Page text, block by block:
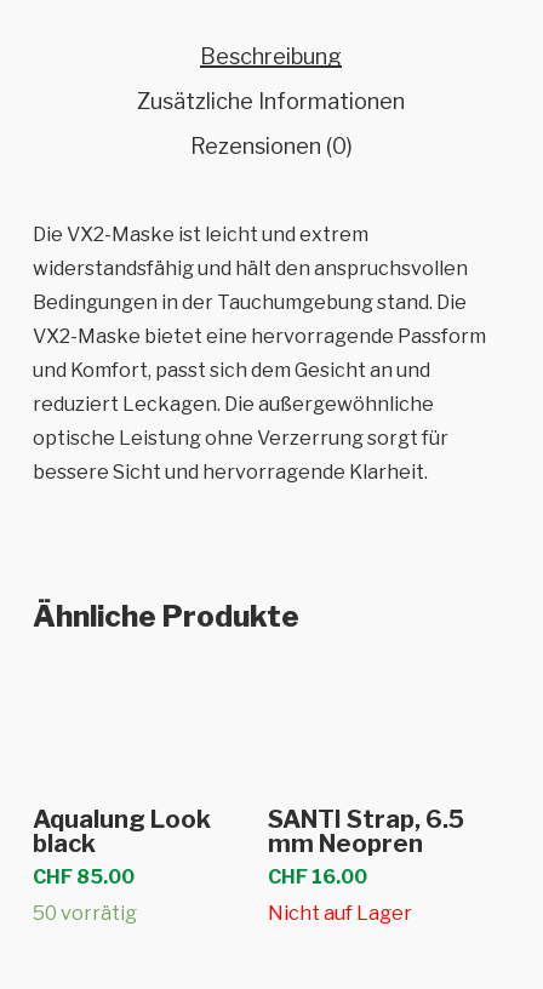
Beschreibung
Zusätzliche Informationen
Rezensionen (0)
Die VX2-Maske ist leicht und extrem
widerstandsfähig und hält den anspruchsvollen
Bedingungen in der Tauchumgebung stand. Die
VX2-Maske bietet eine hervorragende Passform
und Komfort, passt sich dem Gesicht an und
reduziert Leckagen. Die außergewöhnliche
optische Leistung ohne Verzerrung sorgt für
bessere Sicht und hervorragende Klarheit.
Ähnliche Produkte
In den Warenkorb
Aqualung Look
black
CHF85.00
50 vorrätig
Weiterlesen
SANTI Strap, 6.5
mm Neopren
CHF 16.00
Nicht auf Lager